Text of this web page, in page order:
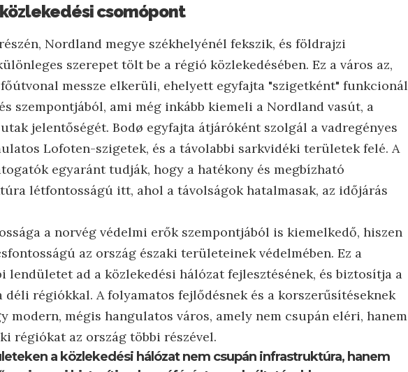
csomópont
Nordland megye székhelyénél fekszik, és földrajzi
szerepet tölt be a régió közlekedésében. Ez a város az,
messze elkerüli, ehelyett egyfajta "szigetként" funkcionál
szempontjából, ami még inkább kiemeli a Nordland vasút, a
jelentőségét. Bodø egyfajta átjáróként szolgál a vadregényes
Lofoten-szigetek, és a távolabbi sarkvidéki területek felé. A
egyaránt tudják, hogy a hatékony és megbízható
létfontosságú itt, ahol a távolságok hatalmasak, az időjárás
a norvég védelmi erők szempontjából is kiemelkedő, hiszen
az ország északi területeinek védelmében. Ez a
lendületet ad a közlekedési hálózat fejlesztésének, és biztosítja a
régiókkal. A folyamatos fejlődésnek és a korszerűsítéseknek
modern, mégis hangulatos város, amely nem csupán eléri, hanem
régiókat az ország többi részével.
a közlekedési hálózat nem csupán infrastruktúra, hanem